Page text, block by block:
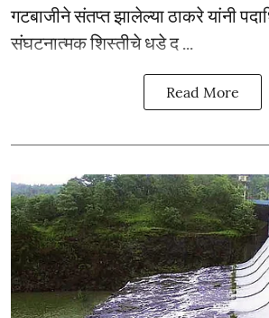
गटबाजीने संतप्त झालेल्या ठाकरे यांनी
संघटनात्मक शिस्तीचे धडे द ...
Read More